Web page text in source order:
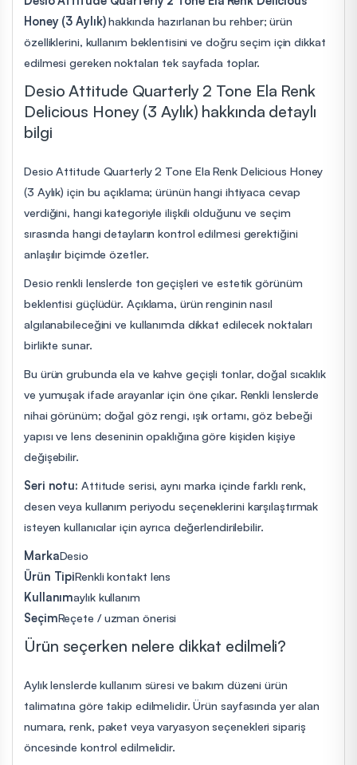
Honey (3 Aylık)hakkında hazırlanan bu rehber; ürün
özelliklerini, kullanım beklentisini ve doğru seçim için dikkat
edilmesi gereken noktaları tek sayfada toplar.
Desio Attitude Quarterly 2 Tone Ela Renk
Delicious Honey (3 Aylık) hakkında detaylı
bilgi
Desio Attitude Quarterly 2 Tone Ela Renk Delicious Honey
(3 Aylık) için bu açıklama; ürünün hangi ihtiyaca cevap
verdiğini, hangi kategoriyle ilişkili olduğunu ve seçim
sırasında hangi detayların kontrol edilmesi gerektiğini
anlaşılır biçimde özetler.
Desio renkli lenslerde ton geçişleri ve estetik görünüm
beklentisi güçlüdür. Açıklama, ürün renginin nasıl
algılanabileceğini ve kullanımda dikkat edilecek noktaları
birlikte sunar.
Bu ürün grubunda ela ve kahve geçişli tonlar, doğal sıcaklık
ve yumuşak ifade arayanlar için öne çıkar. Renkli lenslerde
nihai görünüm; doğal göz rengi, ışık ortamı, göz bebeği
yapısı ve lens deseninin opaklığına göre kişiden kişiye
değişebilir.
Seri notu: Attitude serisi, aynı marka içinde farklı renk,
desen veya kullanım periyodu seçeneklerini karşılaştırmak
isteyen kullanıcılar için ayrıca değerlendirilebilir.
MarkaDesio
Ürün TipiRenkli kontakt lens
Kullanımaylık kullanım
SeçimReçete / uzman önerisi
Ürün seçerken nelere dikkat edilmeli?
Aylık lenslerde kullanım süresi ve bakım düzeni ürün
talimatına göre takip edilmelidir. Ürün sayfasında yer alan
numara, renk, paket veya varyasyon seçenekleri sipariş
öncesinde kontrol edilmelidir.